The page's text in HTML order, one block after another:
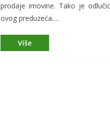
prodaje imovine. Tako je
ovog preduzeća.…